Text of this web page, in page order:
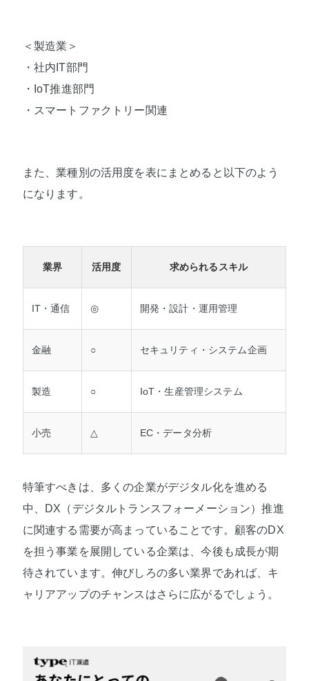
＜製造業＞
・社内IT部門
・IoT推進部門
・スマートファクトリー関連
また、業種別の活用度を表にまとめると以下のよう
になります。
業界 活用度 求められるスキル
IT・通信 ◎ 開発・設計・運用管理
金融 ○ セキュリティ・システム企画
製造 ○ IoT・生産管理システム
小売 △ EC・データ分析
特筆すべきは、多くの企業がデジタル化を進める
中、DX（デジタルトランスフォーメーション）推進
に関連する需要が高まっていることです。顧客のDX
を担う事業を展開している企業は、今後も成長が期
待されています。伸びしろの多い業界であれば、キ
ャリアアップのチャンスはさらに広がるでしょう。